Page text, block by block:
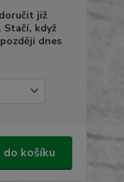
již
Stačí, když
dnes
košíku